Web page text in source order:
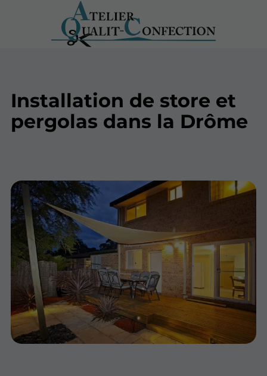
Installation de store et
pergolas dans la Drôme